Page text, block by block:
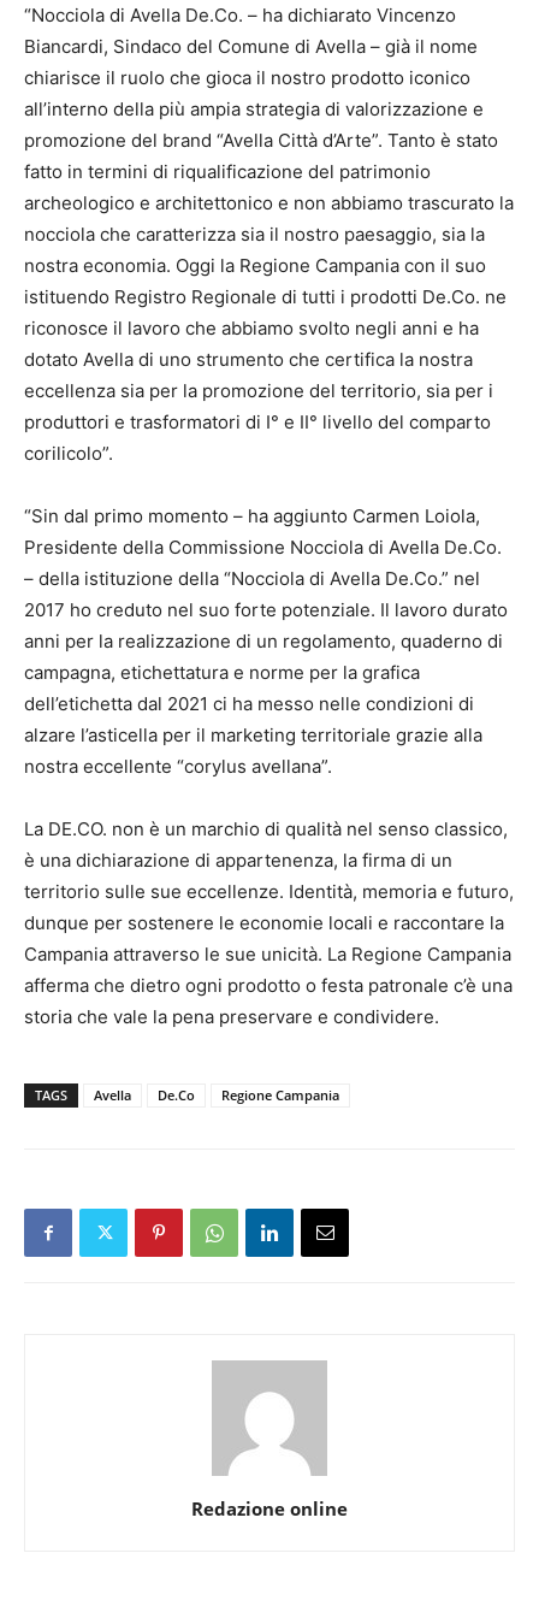
“Nocciola di Avella De.Co. – ha dichiarato Vincenzo
Biancardi, Sindaco del Comune di Avella – già il nome
chiarisce il ruolo che gioca il nostro prodotto iconico
all’interno della più ampia strategia di valorizzazione e
promozione del brand “Avella Città d’Arte”. Tanto è stato
fatto in termini di riqualificazione del patrimonio
archeologico e architettonico e non abbiamo trascurato la
nocciola che caratterizza sia il nostro paesaggio, sia la
nostra economia. Oggi la Regione Campania con il suo
istituendo Registro Regionale di tutti i prodotti De.Co. ne
riconosce il lavoro che abbiamo svolto negli anni e ha
dotato Avella di uno strumento che certifica la nostra
eccellenza sia per la promozione del territorio, sia per i
produttori e trasformatori di I° e II° livello del comparto
corilicolo”.
“Sin dal primo momento – ha aggiunto Carmen Loiola,
Presidente della Commissione Nocciola di Avella De.Co.
– della istituzione della “Nocciola di Avella De.Co.” nel
2017 ho creduto nel suo forte potenziale. Il lavoro durato
anni per la realizzazione di un regolamento, quaderno di
campagna, etichettatura e norme per la grafica
dell’etichetta dal 2021 ci ha messo nelle condizioni di
alzare l’asticella per il marketing territoriale grazie alla
nostra eccellente “corylus avellana”.
La DE.CO. non è un marchio di qualità nel senso classico,
è una dichiarazione di appartenenza, la firma di un
territorio sulle sue eccellenze. Identità, memoria e futuro,
dunque per sostenere le economie locali e raccontare la
Campania attraverso le sue unicità. La Regione Campania
afferma che dietro ogni prodotto o festa patronale c’è una
storia che vale la pena preservare e condividere.
TAGS Avella De.Co Regione Campania
Redazione online